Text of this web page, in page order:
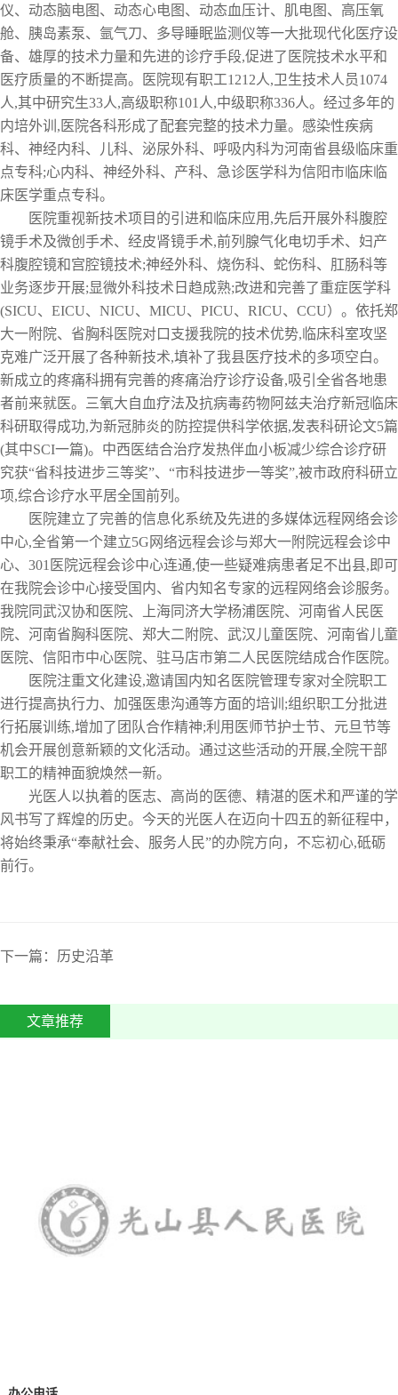
仪、动态脑电图、动态心电图、动态血压计、肌电图、高压氧
舱、胰岛素泵、氩气刀、多导睡眠监测仪等一大批现代化医疗设
备、雄厚的技术力量和先进的诊疗手段,促进了医院技术水平和
医疗质量的不断提高。医院现有职工1212人,卫生技术人员1074
人,其中研究生33人,高级职称101人,中级职称336人。经过多年的
内培外训,医院各科形成了配套完整的技术力量。感染性疾病
科、神经内科、儿科、泌尿外科、呼吸内科为河南省县级临床重
点专科;心内科、神经外科、产科、急诊医学科为信阳市临床临
床医学重点专科。
医院重视新技术项目的引进和临床应用,先后开展外科腹腔
镜手术及微创手术、经皮肾镜手术,前列腺气化电切手术、妇产
科腹腔镜和宫腔镜技术;神经外科、烧伤科、蛇伤科、肛肠科等
业务逐步开展;显微外科技术日趋成熟;改进和完善了重症医学科
(SICU、EICU、NICU、MICU、PICU、RICU、CCU）。依托郑
大一附院、省胸科医院对口支援我院的技术优势,临床科室攻坚
克难广泛开展了各种新技术,填补了我县医疗技术的多项空白。
新成立的疼痛科拥有完善的疼痛治疗诊疗设备,吸引全省各地患
者前来就医。三氧大自血疗法及抗病毒药物阿兹夫治疗新冠临床
科研取得成功,为新冠肺炎的防控提供科学依据,发表科研论文5篇
(其中SCI一篇)。中西医结合治疗发热伴血小板减少综合诊疗研
究获“省科技进步三等奖”、“市科技进步一等奖”,被市政府科研立
项,综合诊疗水平居全国前列。
医院建立了完善的信息化系统及先进的多媒体远程网络会诊
中心,全省第一个建立5G网络远程会诊与郑大一附院远程会诊中
心、301医院远程会诊中心连通,使一些疑难病患者足不出县,即可
在我院会诊中心接受国内、省内知名专家的远程网络会诊服务。
我院同武汉协和医院、上海同济大学杨浦医院、河南省人民医
院、河南省胸科医院、郑大二附院、武汉儿童医院、河南省儿童
医院、信阳市中心医院、驻马店市第二人民医院结成合作医院。
医院注重文化建设,邀请国内知名医院管理专家对全院职工
进行提高执行力、加强医患沟通等方面的培训;组织职工分批进
行拓展训练,增加了团队合作精神;利用医师节护士节、元旦节等
机会开展创意新颖的文化活动。通过这些活动的开展,全院干部
职工的精神面貌焕然一新。
光医人以执着的医志、高尚的医德、精湛的医术和严谨的学
风书写了辉煌的历史。今天的光医人在迈向十四五的新征程中，
将始终秉承“奉献社会、服务人民”的办院方向，不忘初心,砥砺
前行。
下一篇：历史沿革
文章推荐